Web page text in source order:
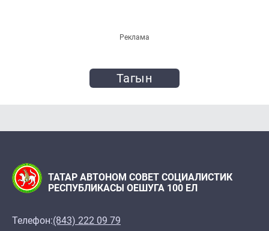
Реклама
Тагын
ТАТАР АВТОНОМ СОВЕТ СОЦИАЛИСТИК
РЕСПУБЛИКАСЫ ОЕШУГА 100 ЕЛ
Телефон:(843) 222 09 79